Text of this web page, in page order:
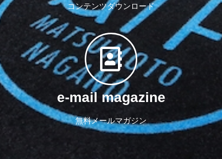
コンテンツダウンロード
e-mail magazine
無料メールマガジン